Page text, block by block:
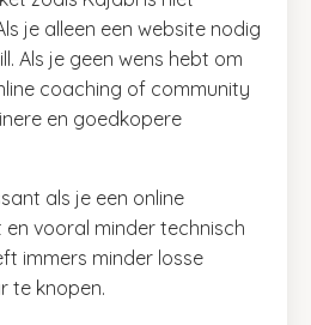
je alleen een website nodig
Als je geen wens hebt om
coaching of community
en goedkopere
als je een online
vooral minder technisch
immers minder losse
te knopen.